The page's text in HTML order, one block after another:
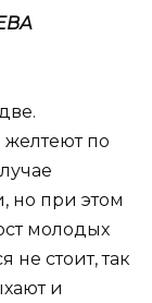
желтеют по
но при этом
молодых
не стоит, так
и